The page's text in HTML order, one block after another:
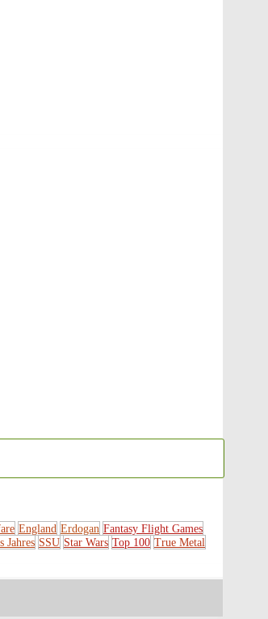
England Erdogan Fantasy Flight Games
Jahres SSU Star Wars Top 100 True Metal